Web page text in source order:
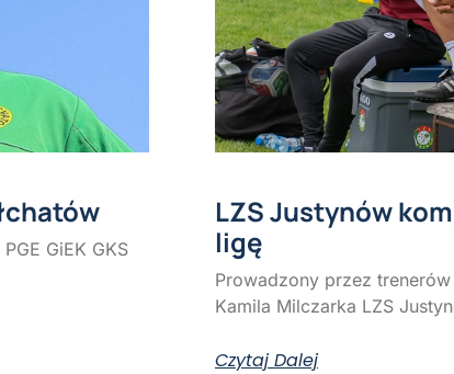
GiEK GKS
LZS Justynów
ligę
Prowadzony przez
Kamila Milczarka LZS
Czytaj Dalej